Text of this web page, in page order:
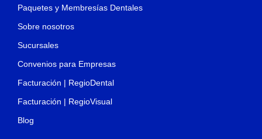
Paquetes y Membresías Dentales
Sobre nosotros
Sucursales
Convenios para Empresas
Facturación | RegioDental
Facturación | RegioVisual
Blog